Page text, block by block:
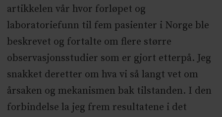
artikkelen vår hvor forløpet og
laboratoriefunn til fem pasienter i Norge ble
beskrevet og fortalte om flere større
observasjonsstudier som er gjort etterpå. Jeg
snakket deretter om hva vi så langt vet om
årsaken og mekanismen bak tilstanden. I den
forbindelse la jeg frem resultatene i det